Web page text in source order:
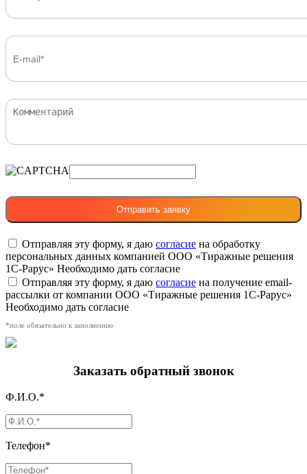
Отправляя эту форму, я даю согласие на обработку
персональных данных компанией ООО «Тиражные решения
1С-Рарус» Необходимо дать согласие
Отправляя эту форму, я даю согласие на получение email-
рассылки от компании ООО «Тиражные решения 1С-Рарус»
Необходимо дать согласие
*поле обязательно к заполнению
Заказать обратный звонок
Ф.И.О.*
Телефон*